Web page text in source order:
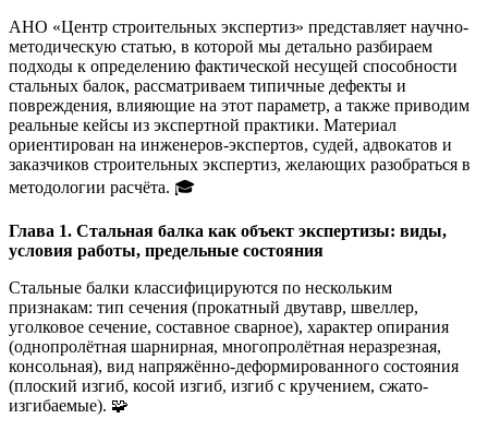
АНО «Центр строительных экспертиз» представляет научно-
методическую статью, в которой мы детально разбираем
подходы к определению фактической несущей способности
стальных балок, рассматриваем типичные дефекты и
повреждения, влияющие на этот параметр, а также приводим
реальные кейсы из экспертной практики. Материал
ориентирован на инженеров-экспертов, судей, адвокатов и
заказчиков строительных экспертиз, желающих разобраться в
методологии расчёта. 🎓
Глава 1. Стальная балка как объект экспертизы: виды,
условия работы, предельные состояния
Стальные балки классифицируются по нескольким
признакам: тип сечения (прокатный двутавр, швеллер,
уголковое сечение, составное сварное), характер опирания
(однопролётная шарнирная, многопролётная неразрезная,
консольная), вид напряжённо-деформированного состояния
(плоский изгиб, косой изгиб, изгиб с кручением, сжато-
изгибаемые). 🧩